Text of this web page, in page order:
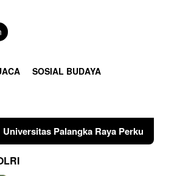
SOSIAL BUDAYA
Raya Perkuat SDM Polri Lewat Pusat